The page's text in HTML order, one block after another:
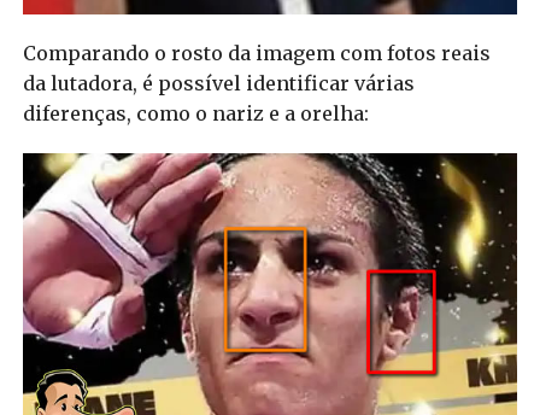
Comparando o rosto da imagem com fotos reais
da lutadora, é possível identificar várias
diferenças, como o nariz e a orelha: